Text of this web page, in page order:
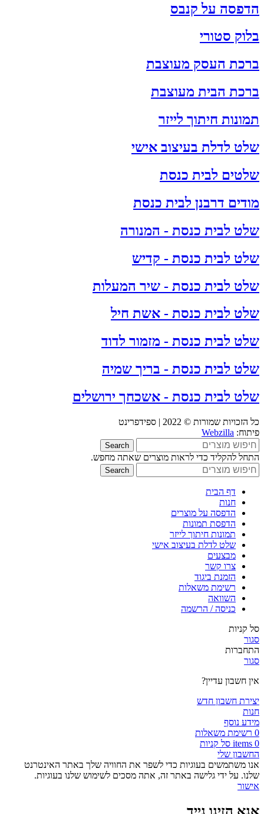
הדפסה על קנבס
בלוק סטורי
ברכת העסק מעוצבת
ברכת הבית מעוצבת
תמונות חיתוך לייזר
שלט לדלת בעיצוב אישי
שלטים לבית כנסת
מודים דרבנן לבית כנסת
שלט לבית כנסת - המנורה
שלט לבית כנסת - קדיש
שלט לבית כנסת - שיר המעלות
שלט לבית כנסת - אשת חיל
שלט לבית כנסת - מזמור לדוד
שלט לבית כנסת - בריך שמיה
שלט לבית כנסת - אשכחך ירושלים
כל הזכויות שמורות © 2022 | ספידפרינט
פיתוח: Webzilla
Search
התחל להקליד כדי לראות מוצרים שאתה מחפש.
Search
דף הבית
חנות
הדפסה על מוצרים
הדפסת תמונות
תמונות חיתוך לייזר
שלט לדלת בעיצוב אישי
מבצעים
צרו קשר
הזמנת ביגוד
רשימת משאלות
השוואה
כניסה / הרשמה
סל קניות
סגור
התחברות
סגור
אין חשבון עדיין?
יצירת חשבון חדש
חנות
מידע נוסף
0 רשימת משאלות
0
items סל קניות
החשבון שלי
אנו משתמשים בעוגיות כדי לשפר את החוויה שלך באתר האינטרנט
שלנו. על ידי גלישה באתר זה, אתה מסכים לשימוש שלנו בעוגיות.
אישור